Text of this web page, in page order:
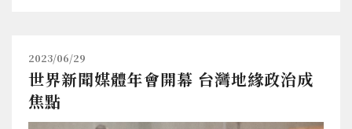
2023/06/29
世界新聞媒體年會開幕 台灣地緣政治成
焦點